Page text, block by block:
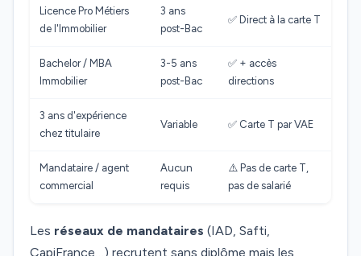
Licence Pro Métiers
de l'Immobilier
3 ans
post-Bac
✅ Direct à la carte T
Bachelor / MBA
Immobilier
3-5 ans
post-Bac
✅ + accès
directions
3 ans d'expérience
chez titulaire
Variable ✅ Carte T par VAE
Mandataire / agent
commercial
Aucun
requis
⚠️ Pas de carte T,
pas de salarié
Les réseaux de mandataires (IAD, Safti,
CapiFrance…) recrutent sans diplôme mais les